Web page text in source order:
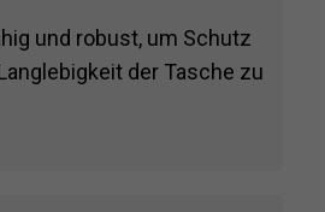
und robust, um Schutz
der Tasche zu